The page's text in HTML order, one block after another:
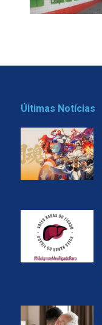
Últimas Notícias